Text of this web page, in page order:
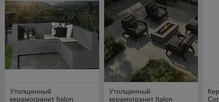
Утолщенный
керамогранит Italon
Утолщенный
керамогранит Italon